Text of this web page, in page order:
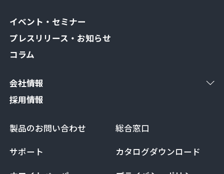
イベント・セミナー
プレスリリース・お知らせ
コラム
会社情報
採用情報
製品のお問い合わせ
総合窓口
サポート
カタログダウンロード